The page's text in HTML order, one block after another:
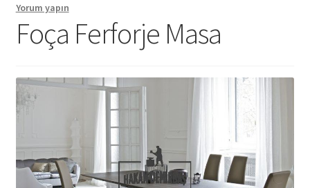
Yorum yapın
Foça Ferforje Masa